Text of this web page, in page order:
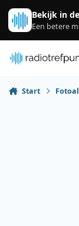
Spring naar
Bekijk in
Een betere
Start